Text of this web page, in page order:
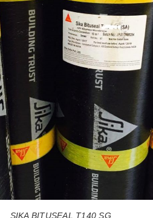
SIKA BITUSEAL T140 SG